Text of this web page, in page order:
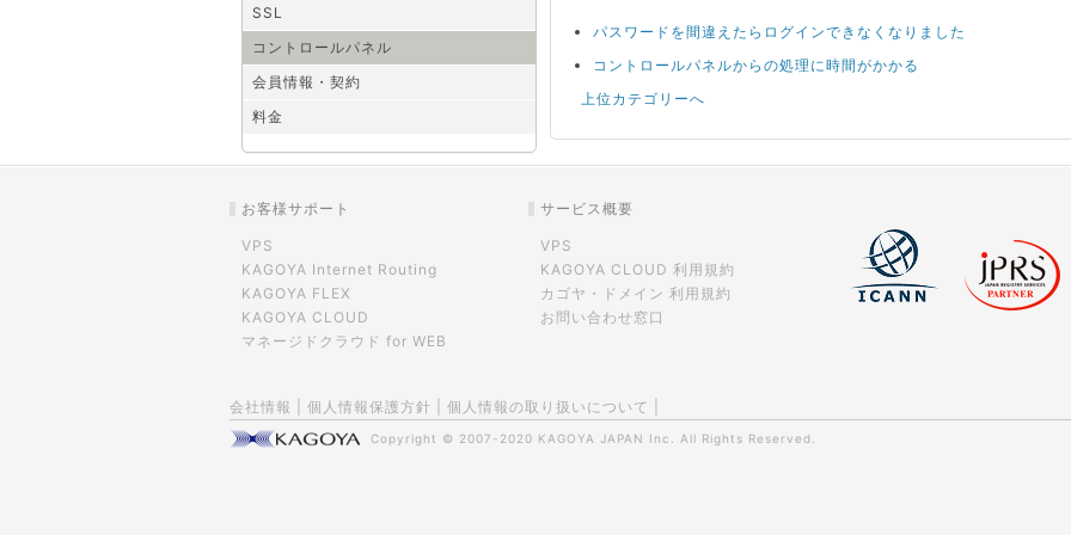
SSL
コントロールパネル
会員情報・契約
料金
パスワードを間違えたらログインできなくなりました
コントロールパネルからの処理に時間がかかる
上位カテゴリーへ
お客様サポート
VPS
KAGOYA Internet Routing
KAGOYA FLEX
KAGOYA CLOUD
マネージドクラウド for WEB
サービス概要
VPS
KAGOYA CLOUD 利用規約
カゴヤ・ドメイン 利用規約
お問い合わせ窓口
会社情報 個人情報保護方針 個人情報の取り扱いについて
Copyright © 2007-2020 KAGOYA JAPAN Inc. All Rights Reserved.